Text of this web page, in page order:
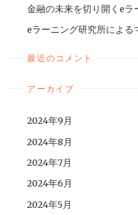
金融の未来を切り開くeラ
eラーニング研究所による
最近のコメント
アーカイブ
2024年9月
2024年8月
2024年7月
2024年6月
2024年5月